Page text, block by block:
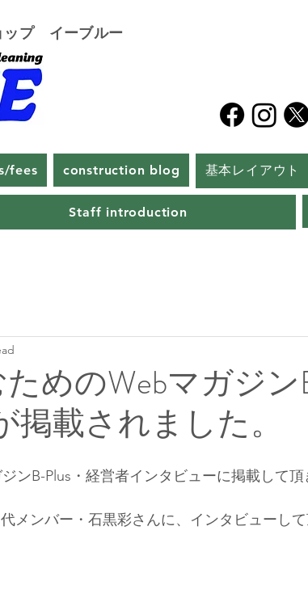
ップ イーブルー
fees construction blog 基本レイアウト
Staff introduction
めのWebマガジン
掲載されました。
ンB-Plus・経営者インタビューに掲載して頂
メンバー・石黒彩さんに、インタビューして